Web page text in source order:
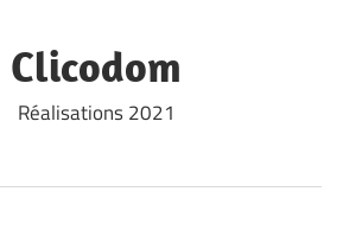
Clicodom
Réalisations 2021